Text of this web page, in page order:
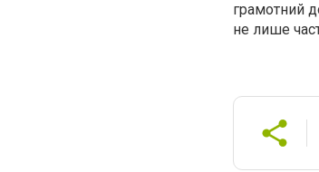
грамотний
не лише